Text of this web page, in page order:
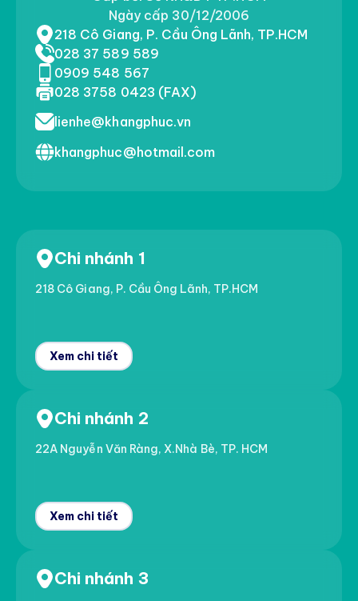
Ngày cấp 30/12/2006
218 Cô Giang, P. Cầu Ông Lãnh, TP.HCM
028 37 589 589
0909 548 567
028 3758 0423 (FAX)
lienhe@khangphuc.vn
khangphuc@hotmail.com
Chi nhánh 1
218 Cô Giang, P. Cầu Ông Lãnh, TP.HCM
Xem chi tiết
Chi nhánh 2
22A Nguyễn Văn Ràng, X.Nhà Bè, TP. HCM
Xem chi tiết
Chi nhánh 3